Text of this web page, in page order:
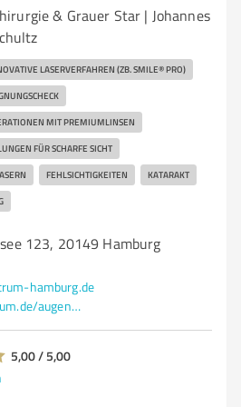
& Grauer Star | Johannes
LASERVERFAHREN (ZB. SMILE® PRO)
MIT PREMIUMLINSEN
FÜR SCHARFE SICHT
FEHLSICHTIGKEITEN KATARAKT
123, 20149 Hamburg
hamburg.de
augencentrum-rothenbaum.de/augenlasern-hamburg/
5,00 / 5,00